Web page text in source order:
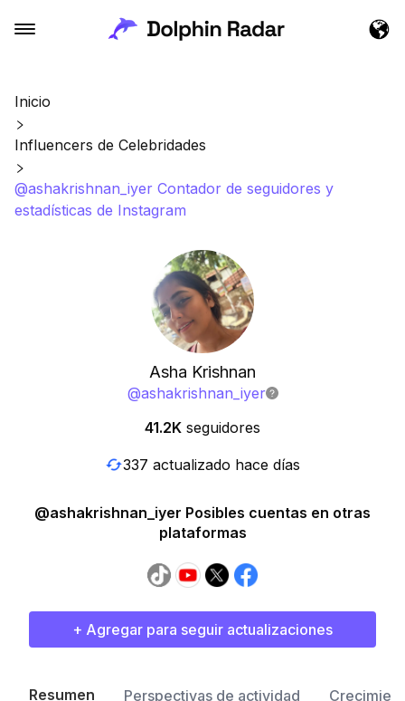
Inicio
Influencers de Celebridades
@ashakrishnan_iyer Contador de seguidores y
estadísticas de Instagram
Asha Krishnan
@ashakrishnan_iyer
41.2K seguidores
337 actualizado hace días
@ashakrishnan_iyer Posibles cuentas en otras
plataformas
+ Agregar para seguir actualizaciones
Resumen Perspectivas de actividad